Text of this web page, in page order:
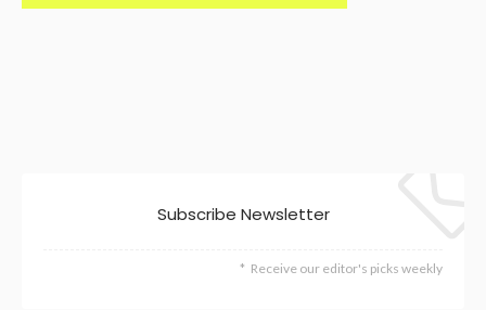
Subscribe Newsletter
Receive our editor's picks weekly